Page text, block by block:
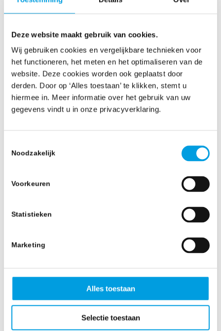
Deze website maakt gebruik van cookies.
Wij gebruiken cookies en vergelijkbare technieken voor
het functioneren, het meten en het optimaliseren van de
website. Deze cookies worden ook geplaatst door
derden. Door op ‘Alles toestaan’ te klikken, stemt u
hiermee in. Meer informatie over het gebruik van uw
gegevens vindt u in onze privacyverklaring.
Noodzakelijk
Voorkeuren
Statistieken
Marketing
Alles toestaan
Selectie toestaan
georganiseerde afnemers draaien specifieke
een opgeschorte, pas laat geconsolideerde
factuur buiten de wekelijkse of maandelijkse
afsluiting van de inkoopadministratie van de
eindklant, dan schuift betaling onvermijdelijk op
naar de volgende run. Een initiële vijf dagen
backoffice-oponthoud bij de expediteur
moeiteloos richting een extra betaaltermijn van
dertig dagen.
Interne frictie: Operations,
Sales en Finance uit
Factuurdisputen veroorzaken organisatorische
artikelWat is debiteurenadministratie? –
duidt op verstoringen die ontstaan
wanneer een financieel dossier niet sluitend
gepresenteerd wordt. Administratief